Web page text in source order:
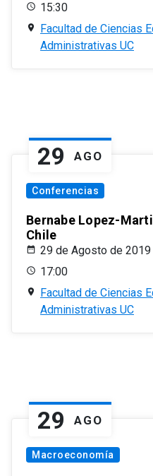
15:30
Facultad de Ciencias
Administrativas UC
29 AGO
Conferencias
Bernabe Lopez-
Chile
29 de Agosto de 2019
17:00
Facultad de Ciencias
Administrativas UC
29 AGO
Macroeconomía